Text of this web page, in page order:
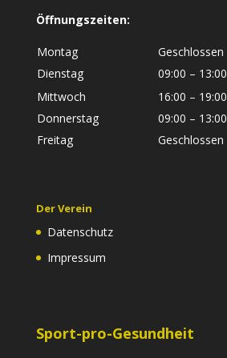
Öffnungszeiten:
Montag
Geschlossen
Dienstag
09:00 – 13:00
Mittwoch
16:00 – 19:00
Donnerstag
09:00 – 13:00
Freitag
Geschlossen
Der Verein
Datenschutz
Impressum
Sport-pro-Gesundheit